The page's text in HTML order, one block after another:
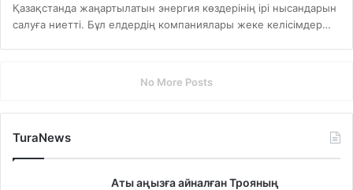
Қазақстанда жаңартылатын энергия көздерінің ірі нысандарын
салуға ниетті. Бұл елдердің компаниялары жеке келісімдер…
No More Posts
TuraNews
Аты аңызға айналған Трояның